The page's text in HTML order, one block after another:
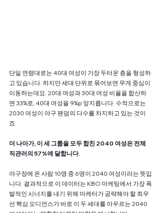
단일 연령대로는 40대 여성이 가장 두터운 층을 형성하
고 있습니다. 하지만 세대 단위로 묶어보면 무게 중심이
이동하는데요. 20대 여성과 30대 여성 비율을 합산하
면 33%로, 40대 여성을 9%p 앞지릅니다. 수적으로는
2030 여성이 야구 팬덤의 다수를 차지하고 있는 것이
죠.
더 나아가, 이 세 그룹을 모두 합친 2040 여성은 전체
직관러의 57%에 달합니다.
야구장에 온 사람 10명 중 6명이 2040 여성이라는 뜻입
니다. 결과적으로 이 데이터는 KBO 마케팅에서 가장 폭
발적인 시너지를 내기 위해 마케터가 공략해야 할 최우
선 핵심 오디언스가 바로 이 두 세대를 아우르는 2040